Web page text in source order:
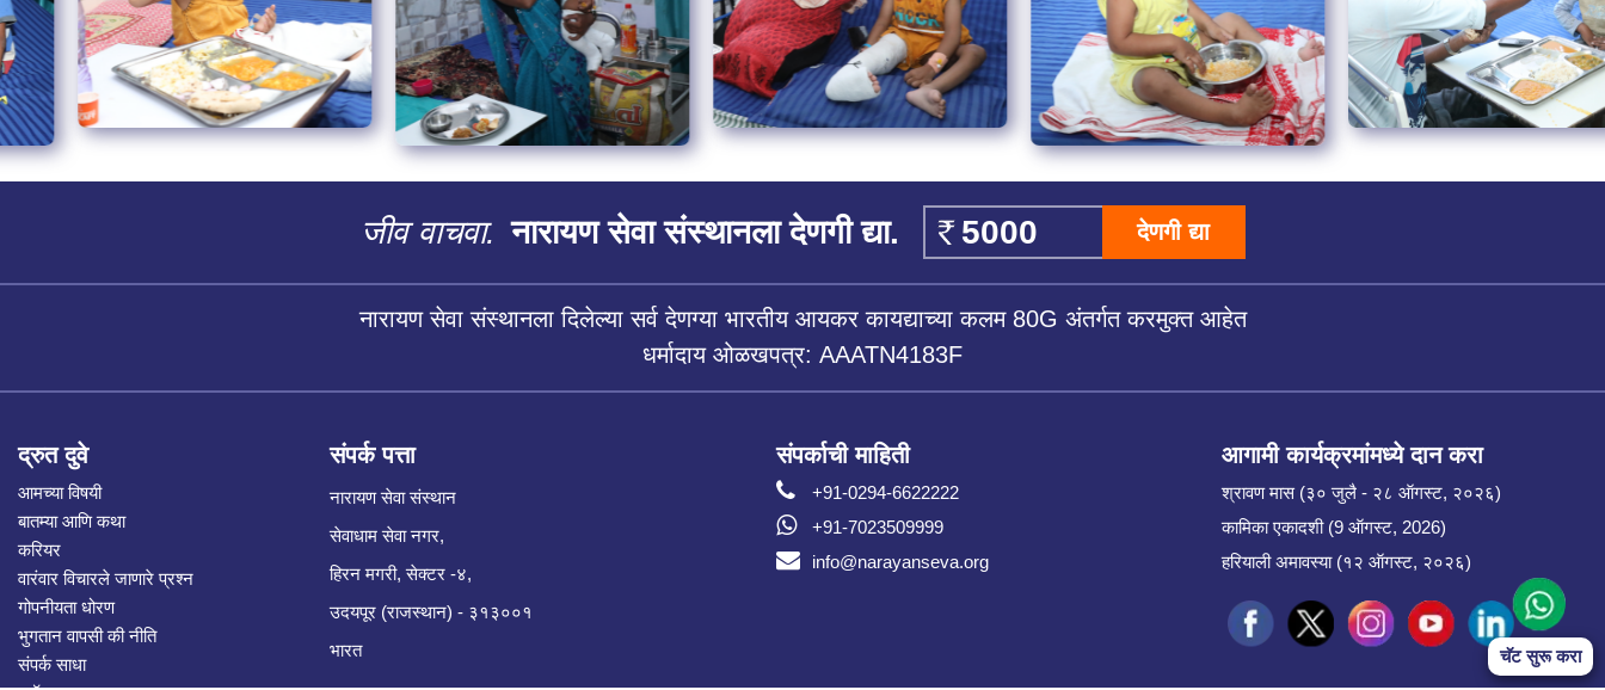
चॅट सुरू करा
जीव वाचवा. नारायण सेवा संस्थानला देणगी द्या. देणगी द्या
नारायण सेवा संस्थानला दिलेल्या सर्व देणग्या भारतीय आयकर कायद्याच्या कलम 80G अंतर्गत करमुक्त आहेत
धर्मादाय ओळखपत्र: AAATN4183F
द्रुत दुवे
आमच्या विषयी
बातम्या आणि कथा
करियर
वारंवार विचारले जाणारे प्रश्न
गोपनीयता धोरण
भुगतान वापसी की नीति
संपर्क साधा
संपर्क पत्ता
नारायण सेवा संस्थान
सेवाधाम सेवा नगर,
हिरन मगरी, सेक्टर -४,
उदयपूर (राजस्थान) - ३१३००१
भारत
संपर्काची माहिती
+91-0294-6622222
+91-7023509999
info@narayanseva.org
आगामी कार्यक्रमांमध्ये दान करा
श्रावण मास (३० जुलै - २८ ऑगस्ट, २०२६)
कामिका एकादशी (9 ऑगस्ट, 2026)
हरियाली अमावस्या (१२ ऑगस्ट, २०२६)